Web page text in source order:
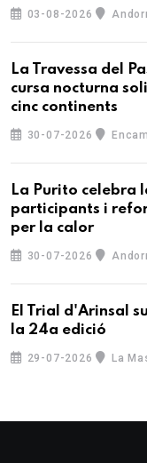
03-08-2026
La Travessa del
cursa nocturna
cinc continents
30-07-2026
La Purito celebra
participants i
per la calor
30-07-2026
El Trial d'Arinsal
la 24a edició
29-07-2026 La